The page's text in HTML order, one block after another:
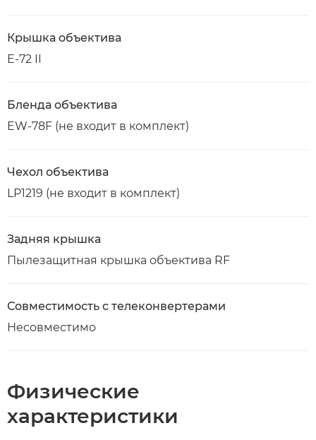
Крышка объектива
E-72 II
Бленда объектива
EW-78F (не входит в комплект)
Чехол объектива
LP1219 (не входит в комплект)
Задняя крышка
Пылезащитная крышка объектива RF
Совместимость с телеконвертерами
Несовместимо
Физические
характеристики